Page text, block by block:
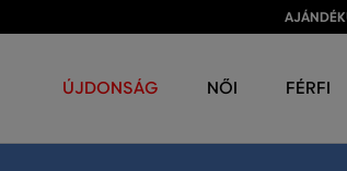
ÚJDONSÁG NŐI FÉRFI